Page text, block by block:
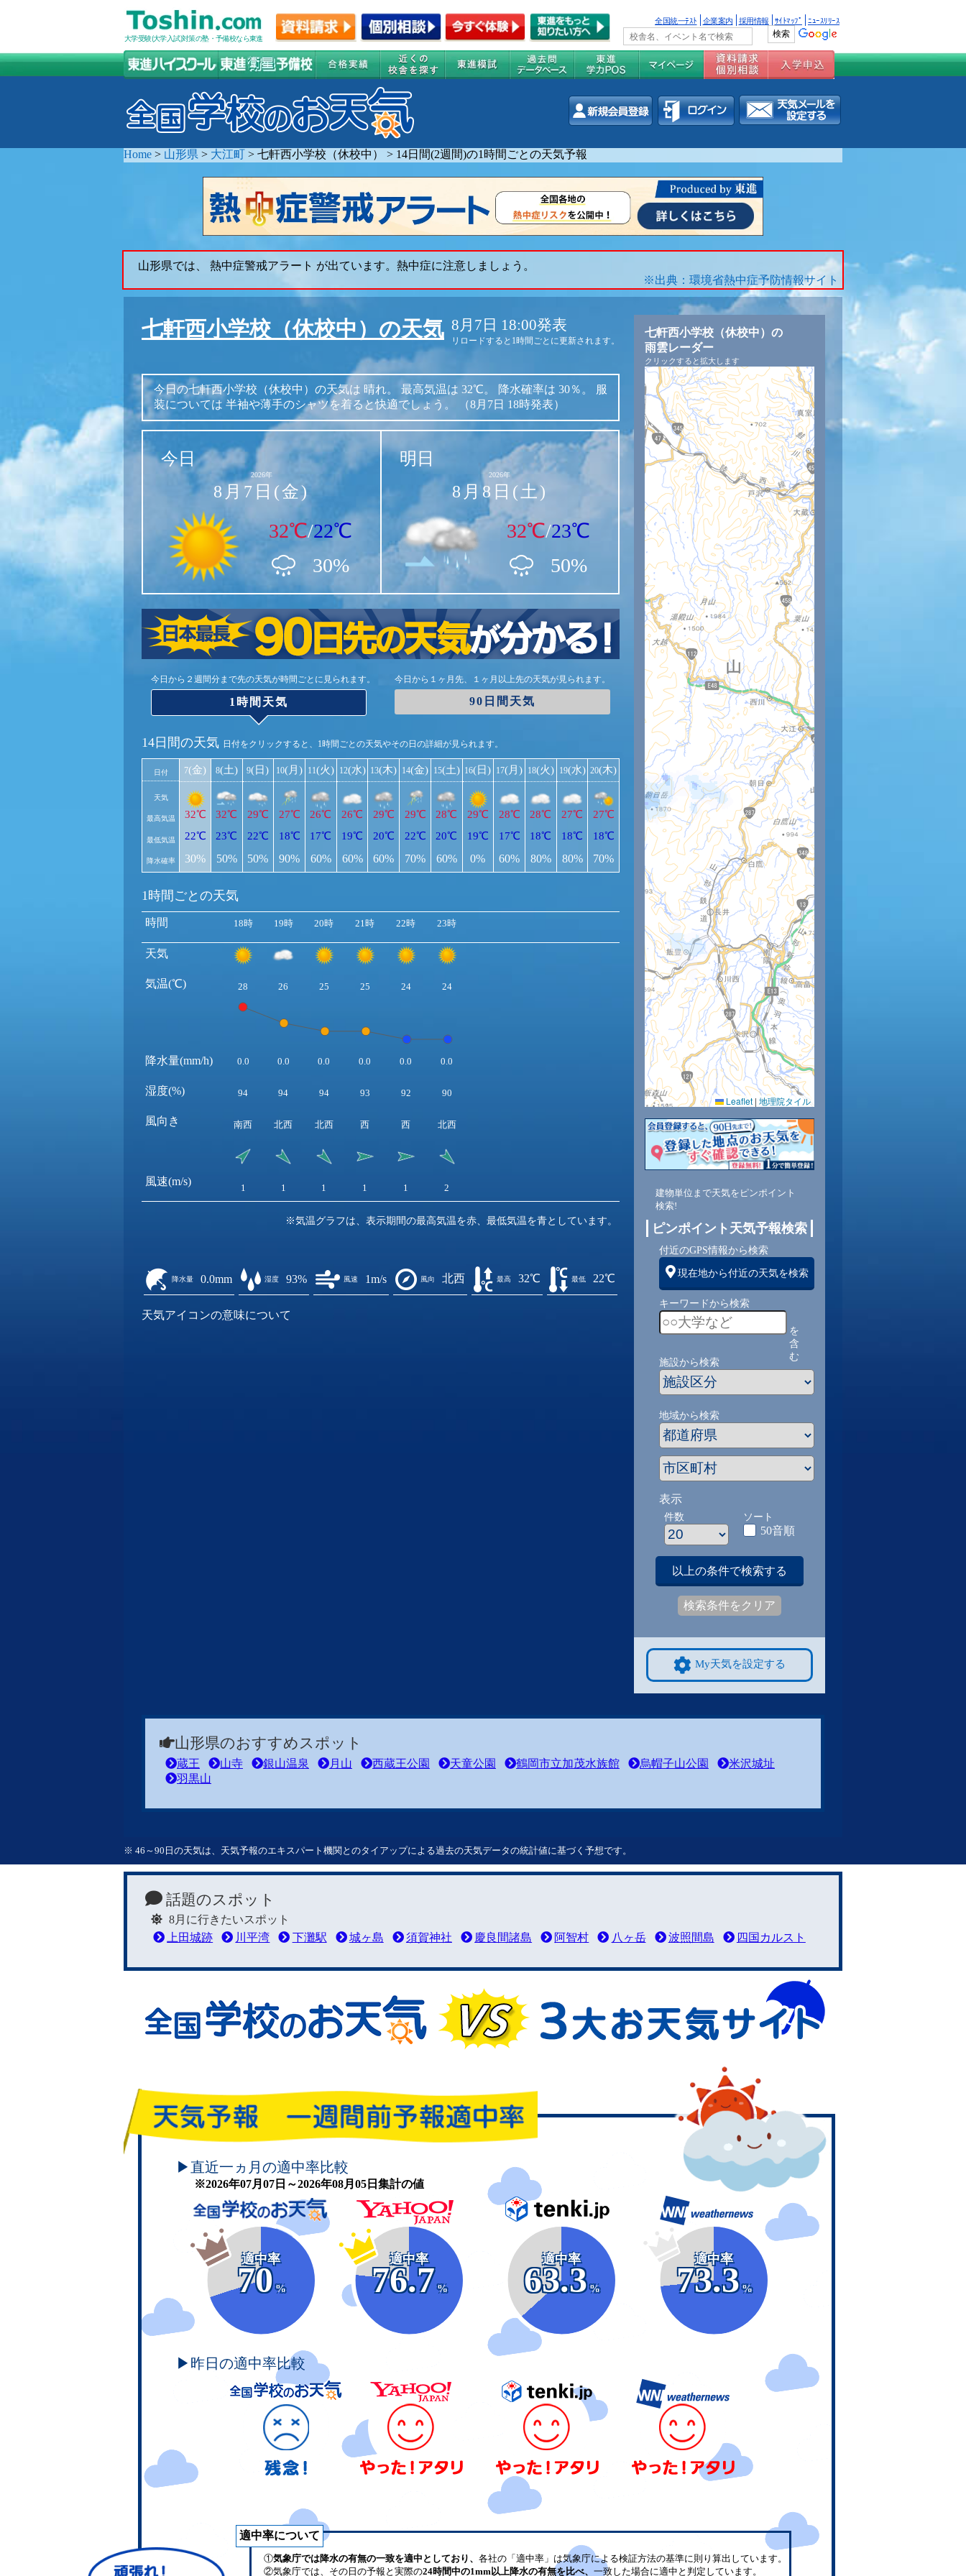
大学受験(大学入試)対策の塾・予備校なら東進
全国統一ﾃｽﾄ 企業案内 採用情報 ｻｲﾄﾏｯﾌﾟ ﾆｭｰｽﾘﾘｰｽ
Home > 山形県 > 大江町 > 七軒西小学校（休校中） > 14日間(2週間)の1時間ごとの天気予報
山形県では、 熱中症警戒アラート が出ています。熱中症に注意しましょう。
※出典：環境省熱中症予防情報サイト
七軒西小学校（休校中）の天気 8月7日 18:00発表
リロードすると1時間ごとに更新されます。
今日の七軒西小学校（休校中）の天気は 晴れ。 最高気温は 32℃。 降水確率は 30％。
服
装については 半袖や薄手のシャツを着ると快適でしょう。 （8月7日 18時発表）
今日
2026年
8月7日(金)
32℃/22℃
30%
明日
2026年
8月8日(土)
32℃/23℃
50%
今日から２週間分まで先の天気が時間ごとに見られます。
1時間天気
今日から１ヶ月先、１ヶ月以上先の天気が見られます。
90日間天気
14日間の天気 日付をクリックすると、1時間ごとの天気やその日の詳細が見られます。
日付
天気
最高気温
最低気温
降水確率
7(金)
32℃
22℃
30%
8(土)
32℃
23℃
50%
9(日)
29℃
22℃
50%
10(月)
27℃
18℃
90%
11(火)
26℃
17℃
60%
12(水)
26℃
19℃
60%
13(木)
29℃
20℃
60%
14(金)
29℃
22℃
70%
15(土)
28℃
20℃
60%
16(日)
29℃
19℃
0%
17(月)
28℃
17℃
60%
18(火)
28℃
18℃
80%
19(水)
27℃
18℃
80%
20(木)
27℃
18℃
70%
1時間ごとの天気
時間
天気
気温(℃)
降水量(mm/h)
湿度(%)
風向き
風速(m/s)
18時 19時 20時 21時 22時 23時
28 26 25 25 24 24
0.0 0.0 0.0 0.0 0.0 0.0
94 94 94 93 92 90
南西 北西 北西 西 西 北西
1 1 1 1 1 2
※気温グラフは、表示期間の最高気温を赤、最低気温を青としています。
降水量 0.0mm 湿度 93% 風速 1m/s 風向 北西 最高 32℃ 最低 22℃
天気アイコンの意味について
七軒西小学校（休校中）の
雨雲レーダー
クリックすると拡大します
Leaflet | 地理院タイル
建物単位まで天気をピンポイント
検索!
ピンポイント天気予報検索
付近のGPS情報から検索
現在地から付近の天気を検索
キーワードから検索
を
含
む
施設から検索
地域から検索
表示
件数 ソート
50音順
以上の条件で検索する
検索条件をクリア
My天気を設定する
山形県のおすすめスポット
蔵王 山寺 銀山温泉 月山 西蔵王公園 天童公園 鶴岡市立加茂水族館 烏帽子山公園
米沢城址
羽黒山
※ 46～90日の天気は、天気予報のエキスパート機関とのタイアップによる過去の天気データの統計値に基づく予想です。
話題のスポット
8月に行きたいスポット
上田城跡
川平湾 下灘駅 城ヶ島 須賀神社 慶良間諸島 阿智村 八ヶ岳 波照間島 四国カルスト
頑張れ！学校のお天気
▶直近一ヵ月の適中率比較
※2026年07月07日～2026年08月05日集計の値
適中率
70
%
適中率
76.7
%
適中率
63.3
%
適中率
73.3
%
▶昨日の適中率比較
適中率について
①気象庁では降水の有無の一致を適中としており、 各社の「適中率」は気象庁による検証方法の基準に則り算出しています。
②気象庁では、その日の予報と実際の24時間中の1mm以上降水の有無を比べ、 一致した場合に適中と判定しています。